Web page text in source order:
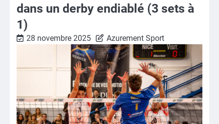
dans un derby endiablé (3 sets à
1)
28 novembre 2025 Azurement Sport